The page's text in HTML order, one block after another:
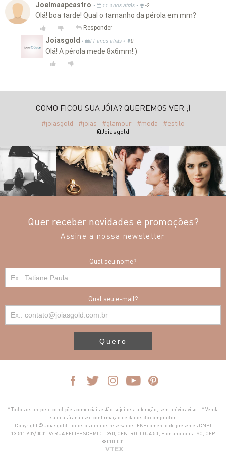
Joelmaapcastro • 11 anos atrás • -2
Olá! boa tarde! Qual o tamanho da pérola em mm?
Responder
Joiasgold • 11 anos atrás • 0
Olá! A pérola mede 8x6mm!:)
COMO FICOU SUA JÓIA? QUEREMOS VER ;)
#joiasgold #joias #glamour #moda #estilo
@Joiasgold
Quer receber novidades e promoções?
Assine a nossa newsletter
Qual seu nome?
Qual seu e-mail?
Quero
* Todos os preços e condições comerciais estão sujeitos a alteração, sem prévio aviso. | * Venda
sujeitas à análise e confirmação de dados do comprador.
Copyright © Joiasgold. Todos os direitos reservados. FKF comercio de presentes CNPJ
13.511.907/0001-67 RUA FELIPE SCHMIDT, 390, CENTRO, LOJA 50 , Florianópolis - SC, CEP
88010-001
VTEX